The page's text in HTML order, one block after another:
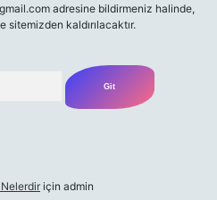
adresine bildirmeniz halinde,
kaldırılacaktır.
Nelerdir için admin